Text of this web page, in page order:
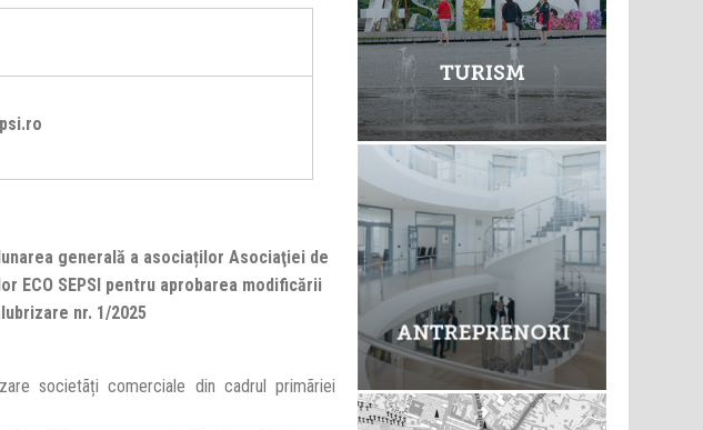
generală a asociaților Asociaţiei de
SEPSI pentru aprobarea modificării
nr. 1/2025
societãți comerciale din cadrul primãriei